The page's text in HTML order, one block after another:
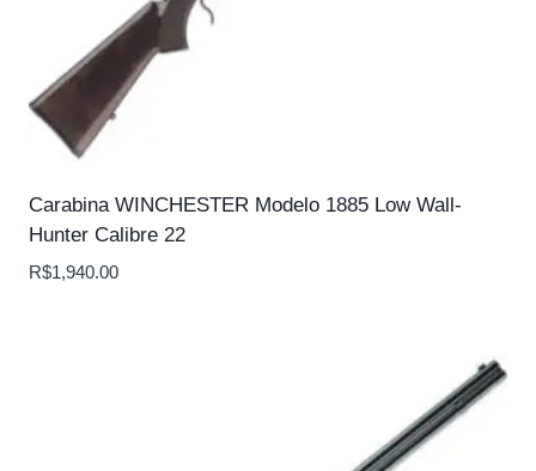
Carabina WINCHESTER Modelo 1885 Low Wall-
Hunter Calibre 22
R$1,940.00